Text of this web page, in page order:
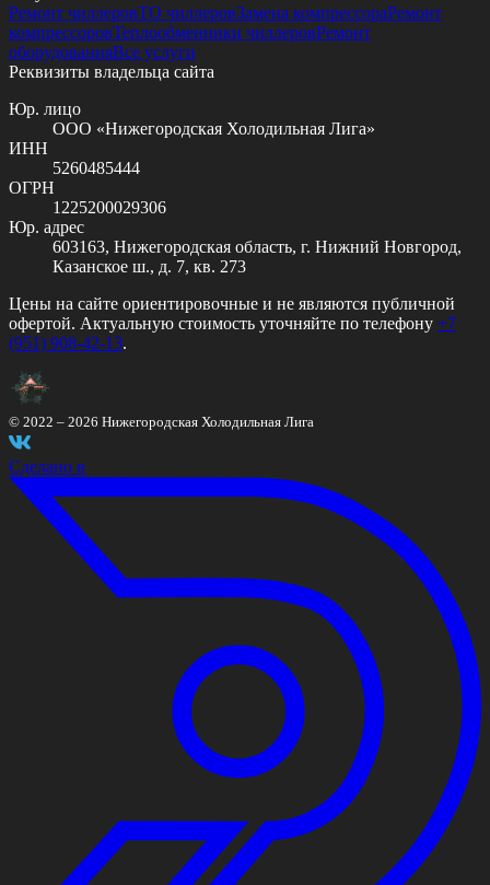
Ремонт чиллеровТО чиллеровЗамена компрессораРемонт
компрессоровТеплообменники чиллеровРемонт
оборудованияВсе услуги
Реквизиты владельца сайта
Юр. лицо
ООО «Нижегородская Холодильная Лига»
ИНН
5260485444
ОГРН
1225200029306
Юр. адрес
603163, Нижегородская область, г. Нижний Новгород,
Казанское ш., д. 7, кв. 273
Цены на сайте ориентировочные и не являются публичной
офертой. Актуальную стоимость уточняйте по телефону +7
(951) 908-42-13.
© 2022 – 2026 Нижегородская Холодильная Лига
Сделано в